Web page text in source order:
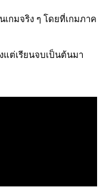
เกมจริง ๆ โดยที่เกมภาค
แต่เรียนจบเป็นต้นมา